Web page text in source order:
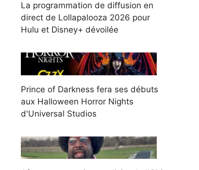
La programmation de diffusion en
direct de Lollapalooza 2026 pour
Hulu et Disney+ dévoilée
Prince of Darkness fera ses débuts
aux Halloween Horror Nights
d'Universal Studios